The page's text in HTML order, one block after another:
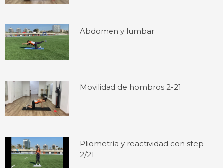
Abdomen y lumbar
Movilidad de hombros 2-21
Pliometría y reactividad con step
2/21